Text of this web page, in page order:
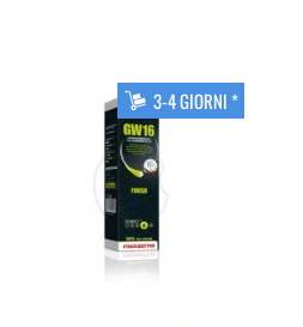
3-4 GIORNI *